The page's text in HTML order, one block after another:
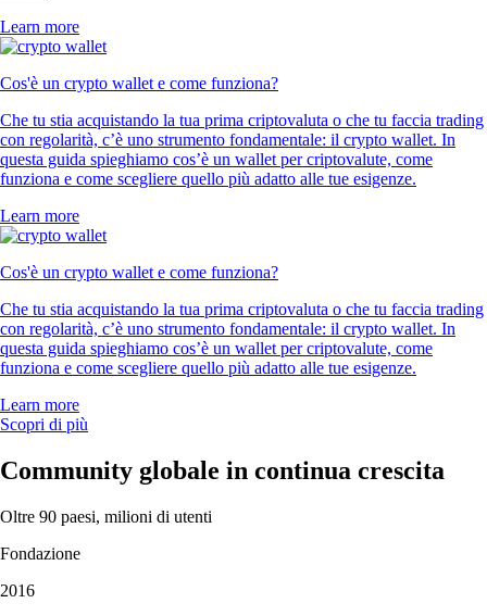
Learn more
Cos'è un crypto wallet e come funziona?
Che tu stia acquistando la tua prima criptovaluta o che tu faccia trading
con regolarità, c’è uno strumento fondamentale: il crypto wallet. In
questa guida spieghiamo cos’è un wallet per criptovalute, come
funziona e come scegliere quello più adatto alle tue esigenze.
Learn more
Cos'è un crypto wallet e come funziona?
Che tu stia acquistando la tua prima criptovaluta o che tu faccia trading
con regolarità, c’è uno strumento fondamentale: il crypto wallet. In
questa guida spieghiamo cos’è un wallet per criptovalute, come
funziona e come scegliere quello più adatto alle tue esigenze.
Learn more
Scopri di più
Community globale in continua crescita
Oltre 90 paesi, milioni di utenti
Fondazione
2016